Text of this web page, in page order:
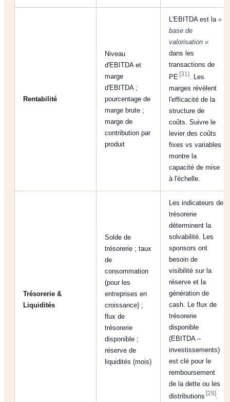
Rentabilité
Niveau
d'EBITDA et
marge
d'EBITDA ;
pourcentage de
marge brute ;
marge de
contribution par
produit
L'EBITDA est la «
base de
valorisation »
dans les
transactions de
PE[31]. Les
marges révèlent
l'efficacité de la
structure de
coûts. Suivre le
levier des coûts
fixes vs variables
montre la
capacité de mise
à l'échelle.
Trésorerie &
Liquidités
Solde de
trésorerie ; taux
de
consommation
(pour les
entreprises en
croissance) ;
flux de
trésorerie
disponible ;
réserve de
liquidités (mois)
Les indicateurs de
trésorerie
déterminent la
solvabilité. Les
sponsors ont
besoin de
visibilité sur la
réserve et la
génération de
cash. Le flux de
trésorerie
disponible
(EBITDA –
investissements)
est clé pour le
remboursement
de la dette ou les
distributions[28].